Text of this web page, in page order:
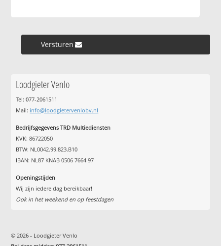
Versturen »
Loodgieter Venlo
Tel: 077-2061511
Mail: info@loodgietervenlobv.nl
Bedrijfsgegevens TRD Multiediensten
KVK: 86722050
BTW: NL0042.99.823.B10
IBAN: NL87 KNAB 0506 7664 97
Openingstijden
Wij zijn iedere dag bereikbaar!
Ook in het weekend en op feestdagen
© 2026 - Loodgieter Venlo